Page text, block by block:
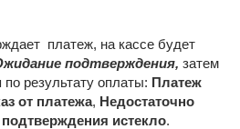
платеж, на кассе будет
подтверждения, затем
результату оплаты: Платеж
от платежа, Недостаточно
истекло.